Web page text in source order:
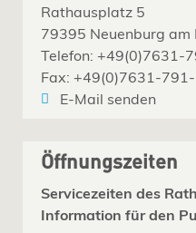
Rathausplatz 5
79395 Neuenburg am
Telefon: +49(0)7631-
Fax: +49(0)7631-
E-Mail senden
Öffnungszeiten
Servicezeiten des
Information für den